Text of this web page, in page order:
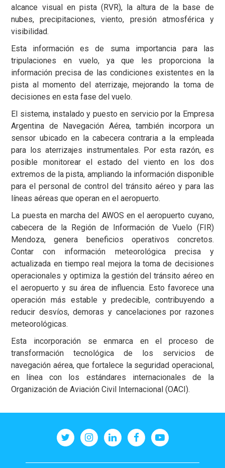
alcance visual en pista (RVR), la altura de la base de
nubes, precipitaciones, viento, presión atmosférica y
visibilidad.
Esta información es de suma importancia para las
tripulaciones en vuelo, ya que les proporciona la
información precisa de las condiciones existentes en la
pista al momento del aterrizaje, mejorando la toma de
decisiones en esta fase del vuelo.
El sistema, instalado y puesto en servicio por la Empresa
Argentina de Navegación Aérea, también incorpora un
sensor ubicado en la cabecera contraria a la empleada
para los aterrizajes instrumentales. Por esta razón, es
posible monitorear el estado del viento en los dos
extremos de la pista, ampliando la información disponible
para el personal de control del tránsito aéreo y para las
líneas aéreas que operan en el aeropuerto.
La puesta en marcha del AWOS en el aeropuerto cuyano,
cabecera de la Región de Información de Vuelo (FIR)
Mendoza, genera beneficios operativos concretos.
Contar con información meteorológica precisa y
actualizada en tiempo real mejora la toma de decisiones
operacionales y optimiza la gestión del tránsito aéreo en
el aeropuerto y su área de influencia. Esto favorece una
operación más estable y predecible, contribuyendo a
reducir desvíos, demoras y cancelaciones por razones
meteorológicas.
Esta incorporación se enmarca en el proceso de
transformación tecnológica de los servicios de
navegación aérea, que fortalece la seguridad operacional,
en línea con los estándares internacionales de la
Organización de Aviación Civil Internacional (OACI).